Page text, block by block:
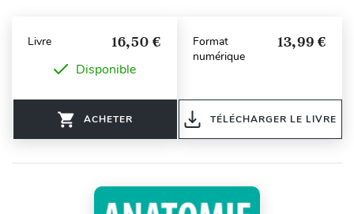
Livre 16,50 €
Disponible
ACHETER
Format
numérique
13,99 €
TÉLÉCHARGER LE LIVRE